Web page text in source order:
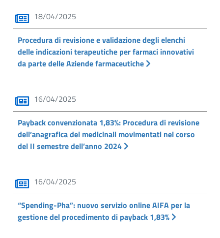
18/04/2025
Procedura di revisione e validazione degli elenchi
delle indicazioni terapeutiche per farmaci innovativi
da parte delle Aziende farmaceutiche
16/04/2025
Payback convenzionata 1,83%: Procedura di revisione
dell’anagrafica dei medicinali movimentati nel corso
del II semestre dell’anno 2024
16/04/2025
“Spending-Pha”: nuovo servizio online AIFA per la
gestione del procedimento di payback 1,83%